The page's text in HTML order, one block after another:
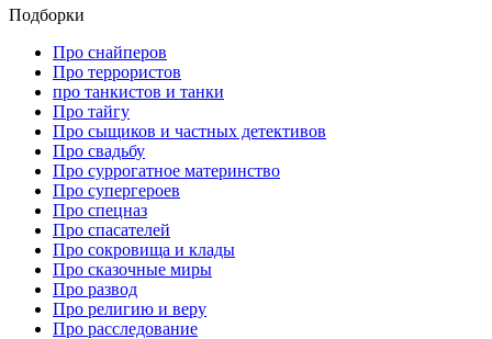
Подборки
Про снайперов
Про террористов
про танкистов и танки
Про тайгу
Про сыщиков и частных детективов
Про свадьбу
Про суррогатное материнство
Про супергероев
Про спецназ
Про спасателей
Про сокровища и клады
Про сказочные миры
Про развод
Про религию и веру
Про расследование